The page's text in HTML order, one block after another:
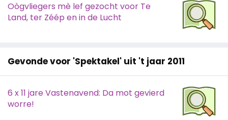
Oògvliegers mè lef gezocht voor Te
Land, ter Zéép en in de Lucht
Gevonde voor 'Spektakel' uit 't jaar 2011
6 x 11 jare Vastenavend: Da mot gevierd
worre!